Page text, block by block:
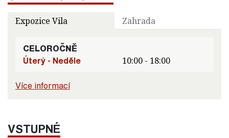
Expozice Vila Zahrada
CELOROČNĚ
Úterý - Neděle
10:00 - 18:00
Více informací
VSTUPNÉ